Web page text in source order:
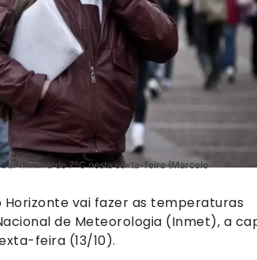
mínima de 7ºC nesta sexta-feira (Marcelo
Horizonte vai fazer as temperaturas
de Meteorologia (Inmet), a
feira (13/10).